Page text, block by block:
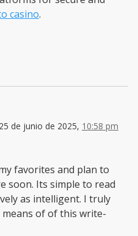
casino.
25 de junio de 2025, 10:58 pm
favorites and plan to
soon. Its simple to read
as intelligent. I truly
of of this write-